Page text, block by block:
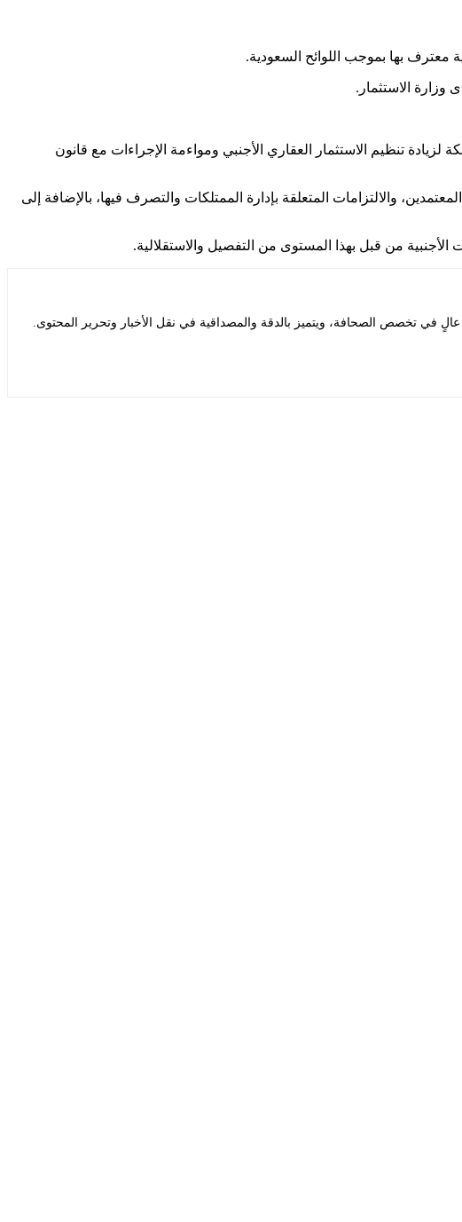
معترف بها بموجب اللوائح السعودية.
وزارة الاستثمار.
لزيادة تنظيم الاستثمار العقاري الأجنبي ومواءمة الإجراءات مع قانون
والالتزامات المتعلقة بإدارة الممتلكات والتصرف فيها، بالإضافة إلى
في تخصص الصحافة، ويتميز بالدقة والمصداقية في نقل الأخبار وتحرير المحتوى.